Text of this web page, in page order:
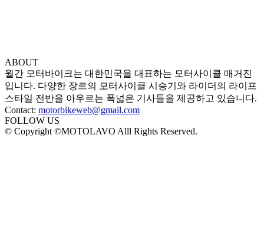
ABOUT
월간 모터바이크는 대한민국을 대표하는 모터사이클 매거진
입니다. 다양한 장르의 모터사이클 시승기와 라이더의 라이프
스타일 전반을 아우르는 폭넓은 기사들을 제공하고 있습니다.
Contact: motorbikeweb@gmail.com
FOLLOW US
© Copyright ©MOTOLAVO Alll Rights Reserved.